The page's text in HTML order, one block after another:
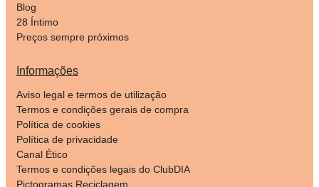
Blog
28 Íntimo
Preços sempre próximos
Informações
Aviso legal e termos de utilização
Termos e condições gerais de compra
Política de cookies
Política de privacidade
Canal Ético
Termos e condições legais do ClubDIA
Pictogramas Reciclagem